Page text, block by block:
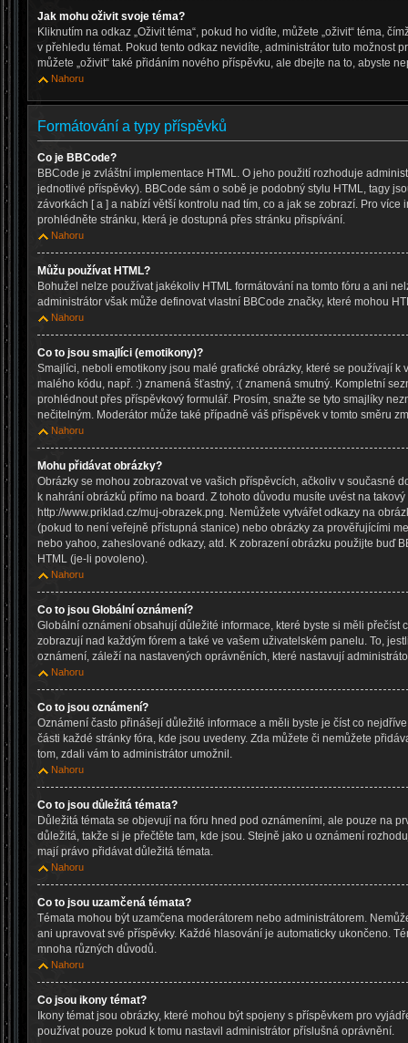
Jak mohu oživit svoje téma?
Kliknutím na odkaz „Oživit téma“, pokud ho vidíte, můžete „oživit“ téma,
v přehledu témat. Pokud tento odkaz nevidíte, administrátor tuto možnost
můžete „oživit“ také přidáním nového příspěvku, ale dbejte na to, abyste
Nahoru
Formátování a typy příspěvků
Co je BBCode?
BBCode je zvláštní implementace HTML. O jeho použití rozhoduje
jednotlivé příspěvky). BBCode sám o sobě je podobný stylu HTML, tagy
závorkách [ a ] a nabízí větší kontrolu nad tím, co a jak se zobrazí. Pro více
prohlédněte stránku, která je dostupná přes stránku přispívání.
Nahoru
Můžu používat HTML?
Bohužel nelze používat jakékoliv HTML formátování na tomto fóru a ani
administrátor však může definovat vlastní BBCode značky, které mohou
Nahoru
Co to jsou smajlíci (emotikony)?
Smajlíci, neboli emotikony jsou malé grafické obrázky, které se používají k
malého kódu, např. :) znamená šťastný, :( znamená smutný. Kompletní
prohlédnout přes příspěvkový formulář. Prosím, snažte se tyto smajlíky
nečitelným. Moderátor může také případně váš příspěvek v tomto směru
Nahoru
Mohu přidávat obrázky?
Obrázky se mohou zobrazovat ve vašich příspěvcích, ačkoliv v současné
k nahrání obrázků přímo na board. Z tohoto důvodu musíte uvést na
http://www.priklad.cz/muj-obrazek.png. Nemůžete vytvářet odkazy na
(pokud to není veřejně přístupná stanice) nebo obrázky za prověřujícími
nebo yahoo, zaheslované odkazy, atd. K zobrazení obrázku použijte buď
HTML (je-li povoleno).
Nahoru
Co to jsou Globální oznámení?
Globální oznámení obsahují důležité informace, které byste si měli přečíst
zobrazují nad každým fórem a také ve vašem uživatelském panelu. To,
oznámení, záleží na nastavených oprávněních, které nastavují
Nahoru
Co to jsou oznámení?
Oznámení často přinášejí důležité informace a měli byste je číst co
části každé stránky fóra, kde jsou uvedeny. Zda můžete či nemůžete
tom, zdali vám to administrátor umožnil.
Nahoru
Co to jsou důležitá témata?
Důležitá témata se objevují na fóru hned pod oznámeními, ale pouze na
důležitá, takže si je přečtěte tam, kde jsou. Stejně jako u oznámení
mají právo přidávat důležitá témata.
Nahoru
Co to jsou uzamčená témata?
Témata mohou být uzamčena moderátorem nebo administrátorem.
ani upravovat své příspěvky. Každé hlasování je automaticky ukončeno.
mnoha různých důvodů.
Nahoru
Co jsou ikony témat?
Ikony témat jsou obrázky, které mohou být spojeny s příspěvkem pro
používat pouze pokud k tomu nastavil administrátor příslušná oprávnění.